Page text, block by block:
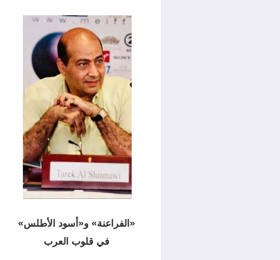
«الفراعنة» و«أسود الأطلس»
في قلوب العرب